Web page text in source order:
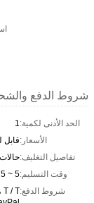
شروط الدفع
الحد الأدنى لكمية:1
الأسعار:قابل
تفاصيل التغليف:
وقت التسليم:5 ~ 25 يوم عمل
شروط الدفع: